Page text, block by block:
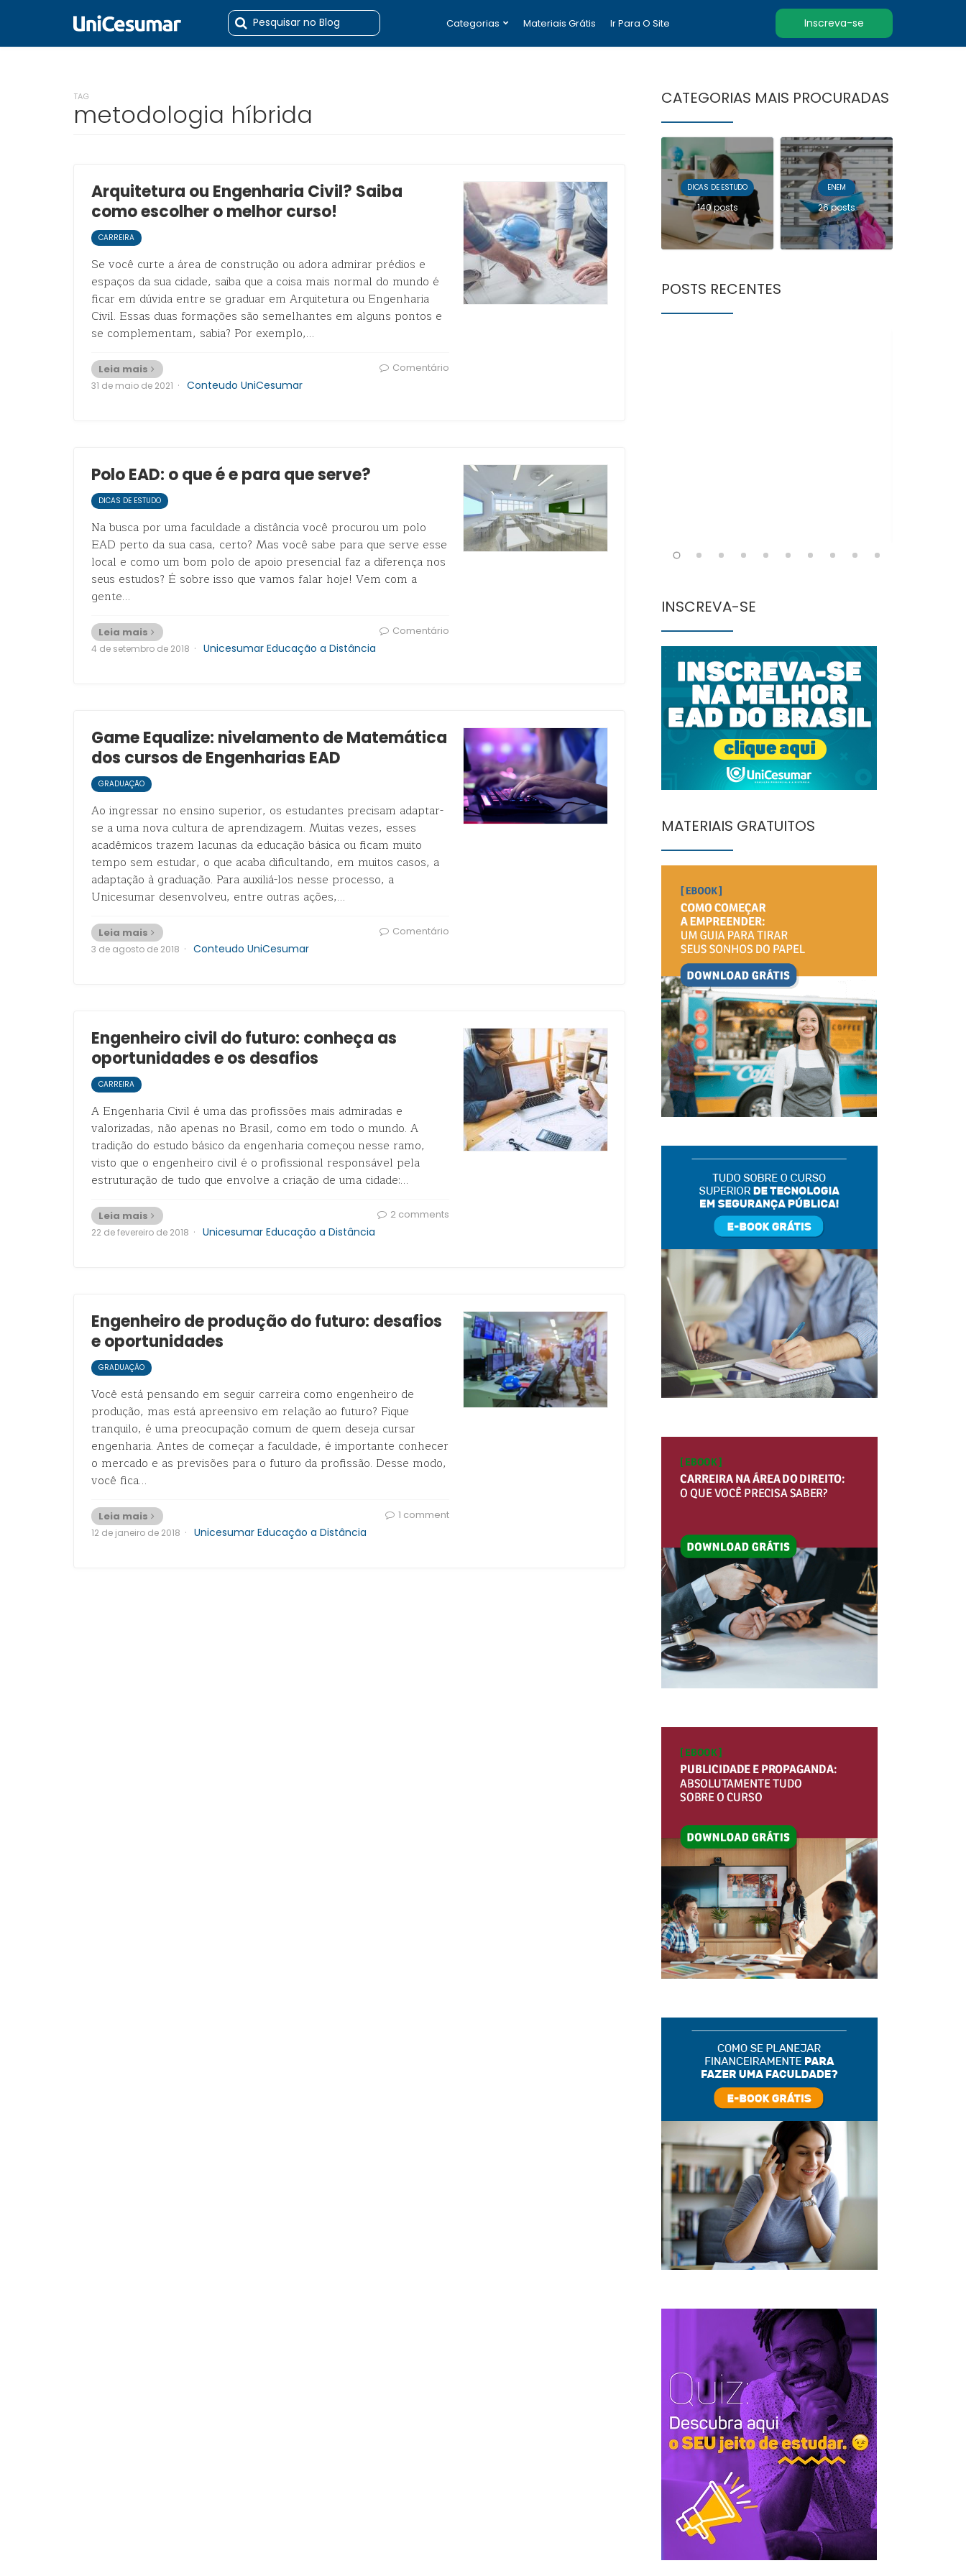
Categorias Materiais Grátis Ir Para O Site Inscreva-se
TAG
metodologia híbrida
Arquitetura ou Engenharia Civil? Saiba
como escolher o melhor curso!
CARREIRA
Se você curte a área de construção ou adora admirar prédios e
espaços da sua cidade, saiba que a coisa mais normal do mundo é
ficar em dúvida entre se graduar em Arquitetura ou Engenharia
Civil. Essas duas formações são semelhantes em alguns pontos e
se complementam, sabia? Por exemplo,…
Leia mais Comentário
31 de maio de 2021 · Conteudo UniCesumar
Polo EAD: o que é e para que serve?
DICAS DE ESTUDO
Na busca por uma faculdade a distância você procurou um polo
EAD perto da sua casa, certo? Mas você sabe para que serve esse
local e como um bom polo de apoio presencial faz a diferença nos
seus estudos? É sobre isso que vamos falar hoje! Vem com a
gente…
Leia mais Comentário
4 de setembro de 2018 · Unicesumar Educação a Distância
Game Equalize: nivelamento de Matemática
dos cursos de Engenharias EAD
GRADUAÇÃO
Ao ingressar no ensino superior, os estudantes precisam adaptar-
se a uma nova cultura de aprendizagem. Muitas vezes, esses
acadêmicos trazem lacunas da educação básica ou ficam muito
tempo sem estudar, o que acaba dificultando, em muitos casos, a
adaptação à graduação. Para auxiliá-los nesse processo, a
Unicesumar desenvolveu, entre outras ações,…
Leia mais Comentário
3 de agosto de 2018 · Conteudo UniCesumar
Engenheiro civil do futuro: conheça as
oportunidades e os desafios
CARREIRA
A Engenharia Civil é uma das profissões mais admiradas e
valorizadas, não apenas no Brasil, como em todo o mundo. A
tradição do estudo básico da engenharia começou nesse ramo,
visto que o engenheiro civil é o profissional responsável pela
estruturação de tudo que envolve a criação de uma cidade:…
Leia mais 2 comments
22 de fevereiro de 2018 · Unicesumar Educação a Distância
Engenheiro de produção do futuro: desafios
e oportunidades
GRADUAÇÃO
Você está pensando em seguir carreira como engenheiro de
produção, mas está apreensivo em relação ao futuro? Fique
tranquilo, é uma preocupação comum de quem deseja cursar
engenharia. Antes de começar a faculdade, é importante conhecer
o mercado e as previsões para o futuro da profissão. Desse modo,
você fica…
Leia mais 1 comment
12 de janeiro de 2018 · Unicesumar Educação a Distância
CATEGORIAS MAIS PROCURADAS
DICAS DE ESTUDO
140 posts
ENEM
26 posts
POSTS RECENTES
INSCREVA-SE
MATERIAIS GRATUITOS